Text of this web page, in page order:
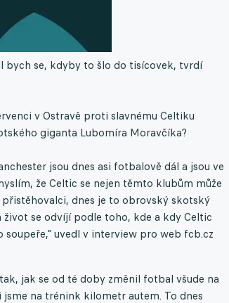
bych se, kdyby to šlo do tisícovek, tvrdí
v Ostravě proti slavnému Celtiku
giganta Lubomíra Moravčíka?
jsou dnes asi fotbalově dál a jsou ve
že Celtic se nejen těmto klubům může
dnes je to obrovský skotský
se odvíjí podle toho, kde a kdy Celtic
soupeře," uvedl v interview pro web fcb.cz
jak se od té doby změnil fotbal všude na
na trénink kilometr autem. To dnes